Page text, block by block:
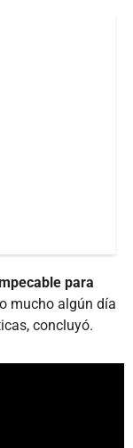
para
mucho algún día
concluyó.